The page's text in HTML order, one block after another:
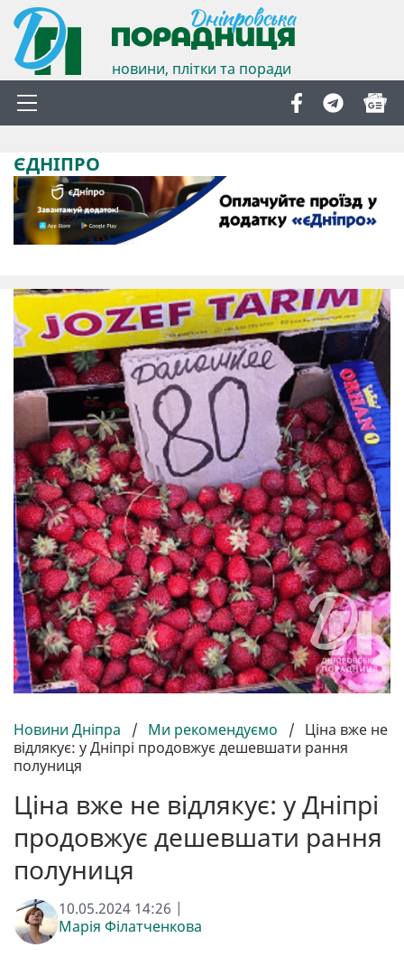
новини, плітки та поради
ЄДНІПРО
Новини Дніпра / Ми рекомендуємо / Ціна вже не
відлякує: у Дніпрі продовжує дешевшати рання
полуниця
Ціна вже не відлякує: у Дніпрі
продовжує дешевшати рання
полуниця
10.05.2024 14:26 |
Марія Філатченкова